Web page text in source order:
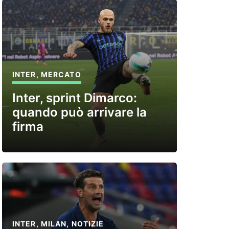
INTER, MERCATO
Inter, sprint Dimarco:
quando può arrivare la
firma
INTER, MILAN, NOTIZIE